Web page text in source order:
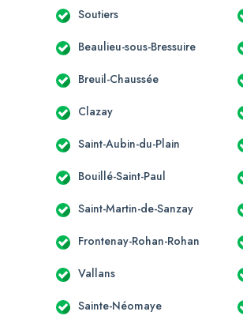
Soutiers
Beaulieu-sous-Bressuire
Breuil-Chaussée
Clazay
Saint-Aubin-du-Plain
Bouillé-Saint-Paul
Saint-Martin-de-Sanzay
Frontenay-Rohan-Rohan
Vallans
Sainte-Néomaye